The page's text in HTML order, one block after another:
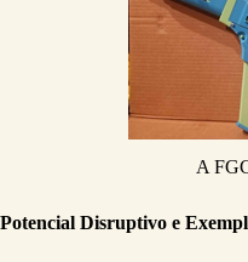
A
Potencial Disruptivo e